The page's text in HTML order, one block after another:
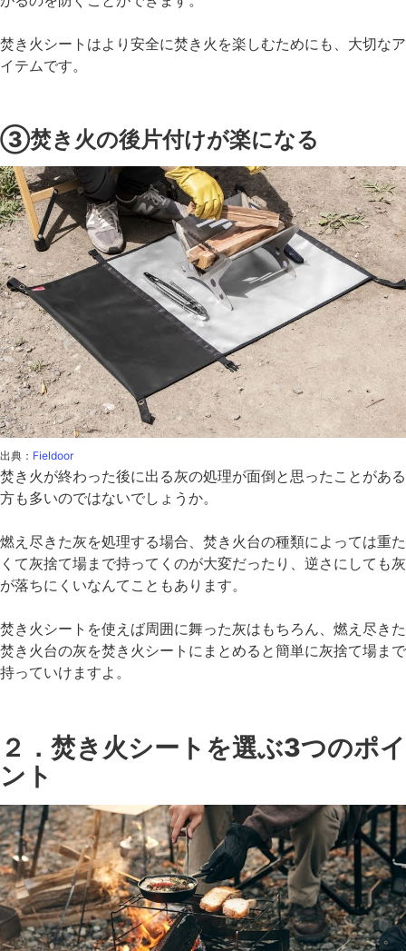
焚き火シートはより安全に焚き火を楽しむためにも、大切なア
イテムです。
③焚き火の後片付けが楽になる
出典： Fieldoor
焚き火が終わった後に出る灰の処理が面倒と思ったことがある
方も多いのではないでしょうか。
燃え尽きた灰を処理する場合、焚き火台の種類によっては重た
くて灰捨て場まで持ってくのが大変だったり、逆さにしても灰
が落ちにくいなんてこともあります。
焚き火シートを使えば周囲に舞った灰はもちろん、燃え尽きた
焚き火台の灰を焚き火シートにまとめると簡単に灰捨て場まで
持っていけますよ。
２．焚き火シートを選ぶ3つのポイ
ント